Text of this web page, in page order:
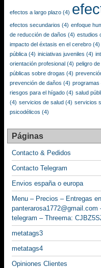
efectos a largo plazo (4)
efectos secundarios (4) enfoque
de reducción de daños (4) estudios
impacto del éxtasis en el cerebro (4)
pública (4) iniciativas juveniles (4)
orientación profesional (4) peligro
públicas sobre drogas (4)
prevención de daños (4) programas
riesgos para el hígado (4) salud
(4) servicios de salud (4) servicios
psicodélicos (4)
Páginas
Contacto & Pedidos
Contacto Telegram
Envios españa o europa
Menu – Precios – Entregas
panterarosa1772@gmail.com
telegram – Threema:
metatags3
metatags4
Opiniones Clientes